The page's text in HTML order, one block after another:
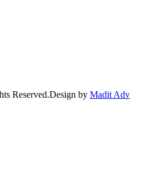
Reserved.Design by Madit Adv